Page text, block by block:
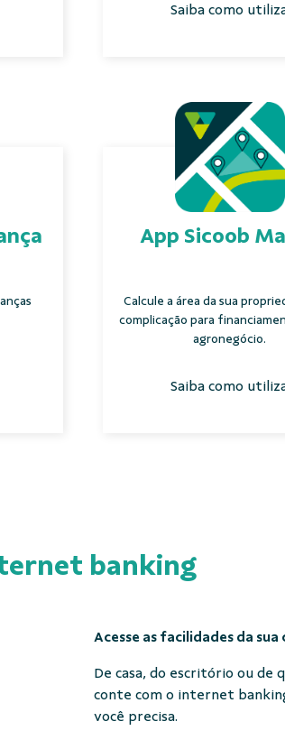
Saiba como
App Sicoob
Calcule a área da sua
complicação para
agronegócio.
Saiba como
banking
Acesse as facilidades da
De casa, do escritório ou de
conte com o internet
você precisa.